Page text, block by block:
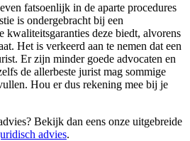
fatsoenlijk in de aparte procedures
is ondergebracht bij een
kwaliteitsgaranties deze biedt, alvorens
Het is verkeerd aan te nemen dat een
Er zijn minder goede advocaten en
de allerbeste jurist mag sommige
Hou er dus rekening mee bij je
Bekijk dan eens onze uitgebreide
advies.